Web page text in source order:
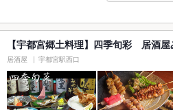
【宇都宮郷土料理】四季旬彩 居酒屋
居酒屋 宇都宮駅西口